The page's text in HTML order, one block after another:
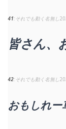
41 それでも動く名無し
皆さん、
42 それでも動く名無し
おもしれー